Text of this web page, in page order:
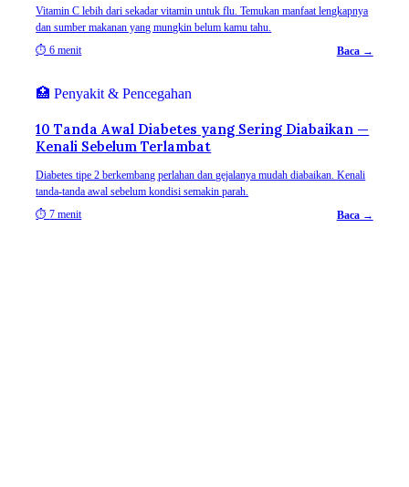
Vitamin C lebih dari sekadar vitamin untuk flu. Temukan manfaat lengkapnya
dan sumber makanan yang mungkin belum kamu tahu.
⏱6 menit Baca →
🏥 Penyakit & Pencegahan
10 Tanda Awal Diabetes yang Sering Diabaikan —
Kenali Sebelum Terlambat
Diabetes tipe 2 berkembang perlahan dan gejalanya mudah diabaikan. Kenali
tanda-tanda awal sebelum kondisi semakin parah.
⏱7 menit Baca →